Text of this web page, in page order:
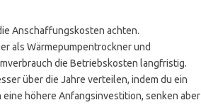
Anschaffungskosten achten.
als Wärmepumpentrockner und
die Betriebskosten langfristig.
über die Jahre verteilen, indem du ein
höhere Anfangsinvestition, senken aber